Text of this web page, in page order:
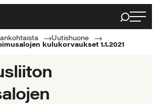
Haku
Uutishuone
kulukorvaukset 1.1.2021